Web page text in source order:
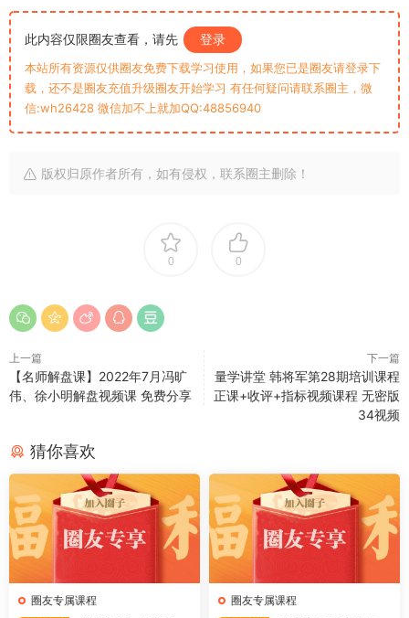
此内容仅限圈友查看，请先 登录
本站所有资源仅供圈友免费下载学习使用，如果您已是圈友请登录下
载，还不是圈友充值升级圈友开始学习 有任何疑问请联系圈主，微
信:wh26428 微信加不上就加QQ:48856940
版权归原作者所有，如有侵权，联系圈主删除！
0 0
上一篇
【名师解盘课】2022年7月冯旷
伟、徐小明解盘视频课 免费分享
下一篇
量学讲堂 韩将军第28期培训课程
正课+收评+指标视频课程 无密版
34视频
猜你喜欢
圈友专属课程
圈友专属课程